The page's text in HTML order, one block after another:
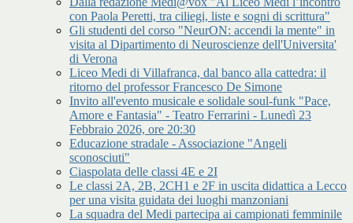
con Paola Peretti, tra ciliegi, liste e sogni di scrittura"
Gli studenti del corso "NeurON: accendi la mente" in
visita al Dipartimento di Neuroscienze dell'Universita'
di Verona
Liceo Medi di Villafranca, dal banco alla cattedra: il
ritorno del professor Francesco De Simone
Invito all'evento musicale e solidale soul-funk "Pace,
Amore e Fantasia" - Teatro Ferrarini - Lunedì 23
Febbraio 2026, ore 20:30
Educazione stradale - Associazione "Angeli
sconosciuti"
Ciaspolata delle classi 4E e 2I
Le classi 2A, 2B, 2CH1 e 2F in uscita didattica a Lecco
per una visita guidata dei luoghi manzoniani
La squadra del Medi partecipa ai campionati femminile